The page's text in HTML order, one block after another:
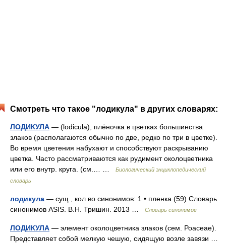
Смотреть что такое "лодикула" в других словарях:
ЛОДИКУЛА — (lodicula), плёночка в цветках большинства
злаков (располагаются обычно по две, редко по три в цветке).
Во время цветения набухают и способствуют раскрыванию
цветка. Часто рассматриваются как рудимент околоцветника
или его внутр. круга. (см.… …
Биологический энциклопедический
словарь
лодикула — сущ., кол во синонимов: 1 • пленка (59) Словарь
синонимов ASIS. В.Н. Тришин. 2013 …
Словарь синонимов
ЛОДИКУЛА — элемент околоцветника злаков (сем. Роасеае).
Представляет собой мелкую чешую, сидящую возле завязи …